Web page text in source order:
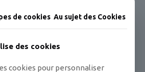
EN PROMOTION
de cookies Au sujet des Cookies
des cookies
cookies pour personnaliser